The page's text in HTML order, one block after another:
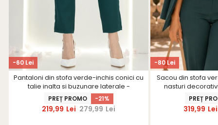
-60 Lei
Pantaloni din stofa verde-inchis conici cu
talie inalta si buzunare laterale -
StarShinerS
PREȚ PROMO -21%
219,99 Lei 279,99 Lei
-80 Lei
Sacou din stofa
nasturi
PREȚ
319,99 Lei